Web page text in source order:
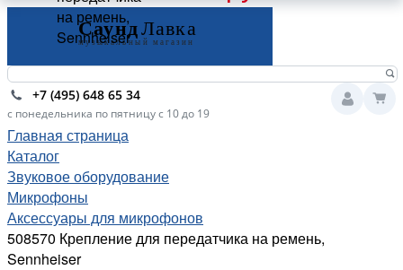
+7 (495) 648 65 34
с понедельника по пятницу с 10 до 19
Главная страница
Каталог
Звуковое оборудование
Микрофоны
Аксессуары для микрофонов
508570 Крепление для передатчика на ремень,
Sennheiser
на ремень,
Sennheiser